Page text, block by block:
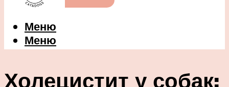
Меню
Меню
Холецистит у собак: